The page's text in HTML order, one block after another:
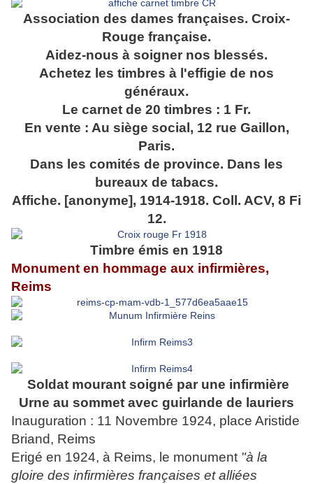
Association des dames françaises. Croix-
Rouge française.
Aidez-nous à soigner nos blessés.
Achetez les timbres à l'effigie de nos
généraux.
Le carnet de 20 timbres : 1 Fr.
En vente : Au siège social, 12 rue Gaillon,
Paris.
Dans les comités de province. Dans les
bureaux de tabacs.
Affiche. [anonyme], 1914-1918. Coll. ACV, 8 Fi
12.
Timbre émis en 1918
Monument en hommage aux infirmières,
Reims
Soldat mourant soigné par une infirmière
Urne au sommet avec guirlande de lauriers
Inauguration : 11 Novembre 1924, place Aristide
Briand, Reims
Erigé en 1924, à Reims, le monument "à la
gloire des infirmières françaises et alliées